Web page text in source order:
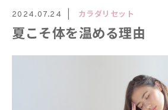
2024.07.24 カラダリセット
夏こそ体を温める理由